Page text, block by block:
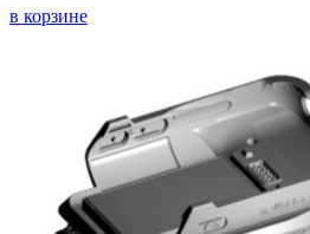
в корзине